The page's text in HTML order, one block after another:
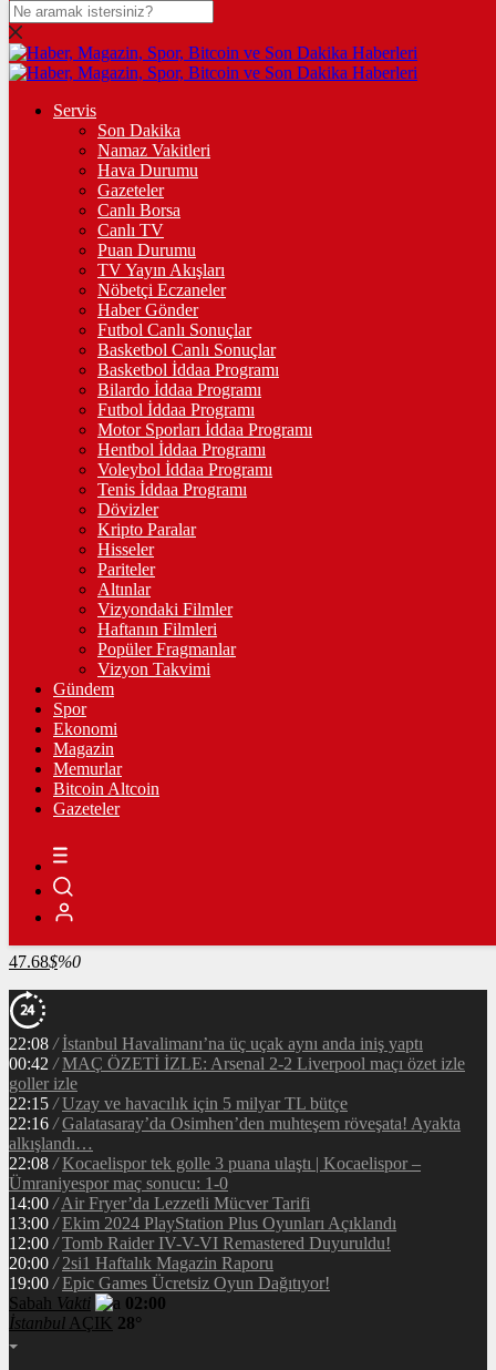
DOLAR
47,7113$% 0.17
% 0.04
STERLİN
% -0.03
GRAM ALTIN
%1,81
ÇEYREK ALTIN
10.801,00%1,58
TAM ALTIN
43.018,00%1,57
%1,79
%0,17
฿%-0.1
LİTECOİN
2182.59Ł%1.4
ETHEREUM
91270 Ξ%-0.1
RİPPLE
49.41
%-1.9
TETHER
47.68$%0
Servis
Son Dakika
Namaz Vakitleri
Hava Durumu
Gazeteler
Canlı Borsa
Canlı TV
Puan Durumu
TV Yayın Akışları
Nöbetçi Eczaneler
Haber Gönder
Futbol Canlı Sonuçlar
Basketbol Canlı Sonuçlar
Basketbol İddaa Programı
Bilardo İddaa Programı
Futbol İddaa Programı
Motor Sporları İddaa Programı
Hentbol İddaa Programı
Voleybol İddaa Programı
Tenis İddaa Programı
Dövizler
Kripto Paralar
Hisseler
Pariteler
Altınlar
Vizyondaki Filmler
Haftanın Filmleri
Popüler Fragmanlar
Vizyon Takvimi
Gündem
Spor
Ekonomi
Magazin
Memurlar
Bitcoin Altcoin
Gazeteler
22:08 / İstanbul Havalimanı’na üç uçak aynı anda iniş yaptı
00:42 / MAÇ ÖZETİ İZLE: Arsenal 2-2 Liverpool maçı özet izle
goller izle
22:15 / Uzay ve havacılık için 5 milyar TL bütçe
22:16 / Galatasaray’da Osimhen’den muhteşem röveşata! Ayakta
alkışlandı…
22:08 / Kocaelispor tek golle 3 puana ulaştı | Kocaelispor –
Ümraniyespor maç sonucu: 1-0
14:00 / Air Fryer’da Lezzetli Mücver Tarifi
13:00 / Ekim 2024 PlayStation Plus Oyunları Açıklandı
12:00 / Tomb Raider IV-V-VI Remastered Duyuruldu!
20:00 / 2si1 Haftalık Magazin Raporu
19:00 / Epic Games Ücretsiz Oyun Dağıtıyor!
Sabah Vakti
02:00
İstanbul AÇIK 28°